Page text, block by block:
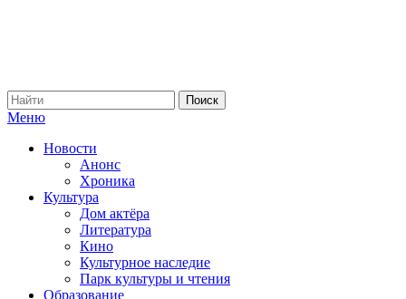
Меню
Новости
Анонс
Хроника
Культура
Дом актёра
Литература
Кино
Культурное наследие
Парк культуры и чтения
Образование